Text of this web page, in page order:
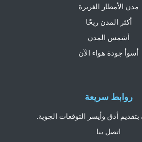
روابط سريعة
أدق وأيسر التوقعات الجوية.
اتصل بنا
مدن الأمطار الغزيرة
أكثر المدن ريحًا
أشمس المدن
أسوأ جودة هواء الآن